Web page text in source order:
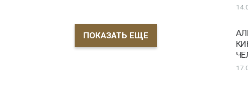
ПОКАЗАТЬ ЕЩЕ